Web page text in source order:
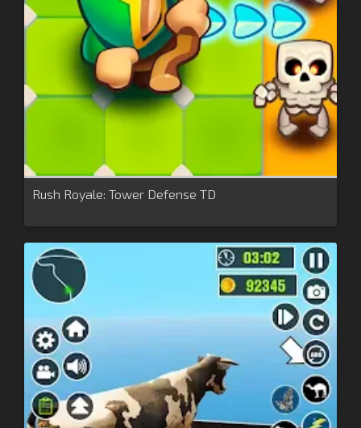
Rush Royale: Tower Defense TD